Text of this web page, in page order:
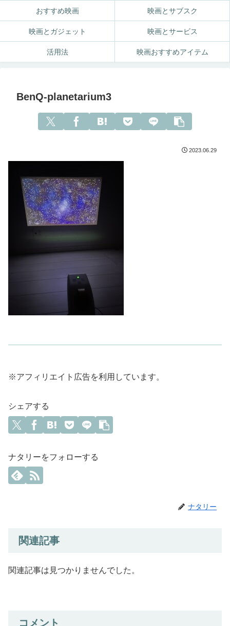
おすすめ映画 映画とサブスク
映画とガジェット 映画とサービス
活用法 映画おすすめアイテム
BenQ-planetarium3
2023.06.29
※アフィリエイト広告を利用しています。
シェアする
ナタリーをフォローする
ナタリー
関連記事
関連記事は見つかりませんでした。
コメント